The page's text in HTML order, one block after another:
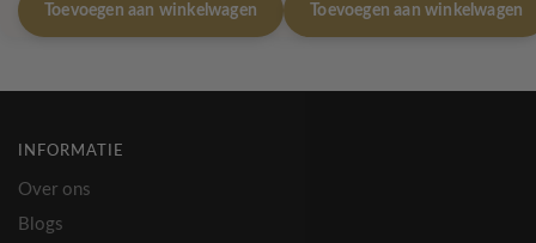
Toevoegen aan winkelwagen Toevoegen aan winkelwagen
INFORMATIE
Over ons
Blogs